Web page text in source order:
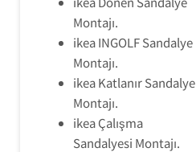
Montajı.
ikea INGOLF Sandalye
Montajı.
ikea Katlanır Sandalye
Montajı.
ikea Çalışma
Sandalyesi Montajı.